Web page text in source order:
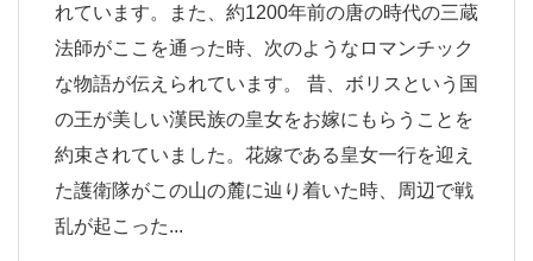
れています。また、約1200年前の唐の時代の三蔵
法師がここを通った時、次のようなロマンチック
な物語が伝えられています。 昔、ボリスという国
の王が美しい漢民族の皇女をお嫁にもらうことを
約束されていました。花嫁である皇女一行を迎え
た護衛隊がこの山の麓に辿り着いた時、周辺で戦
乱が起こった...